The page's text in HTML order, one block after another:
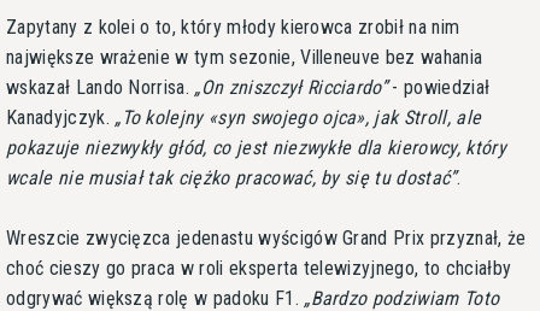
Zapytany z kolei o to, który młody kierowca zrobił na nim
największe wrażenie w tym sezonie, Villeneuve bez wahania
wskazał Lando Norrisa.
On zniszczył Ricciardo - powiedział
Kanadyjczyk.
To kolejny «syn swojego ojca», jak Stroll, ale
pokazuje niezwykły głód, co jest niezwykłe dla kierowcy, który
wcale nie musiał tak ciężko pracować, by się tu dostać .
Wreszcie zwycięzca jedenastu wyścigów Grand Prix przyznał, że
choć cieszy go praca w roli eksperta telewizyjnego, to chciałby
odgrywać większą rolę w padoku F1.
Bardzo podziwiam Toto